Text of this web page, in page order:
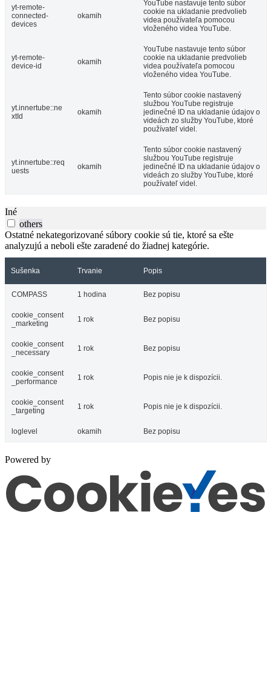
yt-remote-
connected-
devices
okamih
YouTube nastavuje tento súbor
cookie na ukladanie predvolieb
videa používateľa pomocou
vloženého videa YouTube.
yt-remote-
device-id
okamih
YouTube nastavuje tento súbor
cookie na ukladanie predvolieb
videa používateľa pomocou
vloženého videa YouTube.
yt.innertube::ne
xtId
okamih
Tento súbor cookie nastavený
službou YouTube registruje
jedinečné ID na ukladanie údajov o
videách zo služby YouTube, ktoré
používateľ videl.
yt.innertube::req
uests
okamih
Tento súbor cookie nastavený
službou YouTube registruje
jedinečné ID na ukladanie údajov o
videách zo služby YouTube, ktoré
používateľ videl.
Iné
others
Ostatné nekategorizované súbory cookie sú tie, ktoré sa ešte
analyzujú a neboli ešte zaradené do žiadnej kategórie.
Sušenka Trvanie Popis
COMPASS 1 hodina Bez popisu
cookie_consent
_marketing
1 rok Bez popisu
cookie_consent
_necessary
1 rok Bez popisu
cookie_consent
_performance
1 rok Popis nie je k dispozícii.
cookie_consent
_targeting
1 rok Popis nie je k dispozícii.
loglevel okamih Bez popisu
Powered by